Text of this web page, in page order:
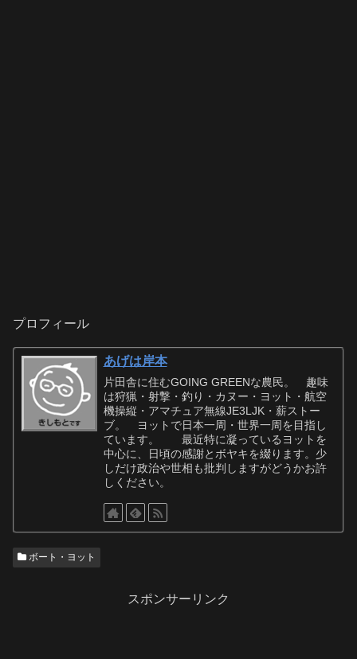
プロフィール
あげは岸本
片田舎に住むGOING GREENな農民。 趣味
は狩猟・射撃・釣り・カヌー・ヨット・航空
機操縦・アマチュア無線JE3LJK・薪ストー
ブ。 ヨットで日本一周・世界一周を目指し
ています。 最近特に凝っているヨットを
中心に、日頃の感謝とボヤキを綴ります。少
しだけ政治や世相も批判しますがどうかお許
しください。
ボート・ヨット
スポンサーリンク